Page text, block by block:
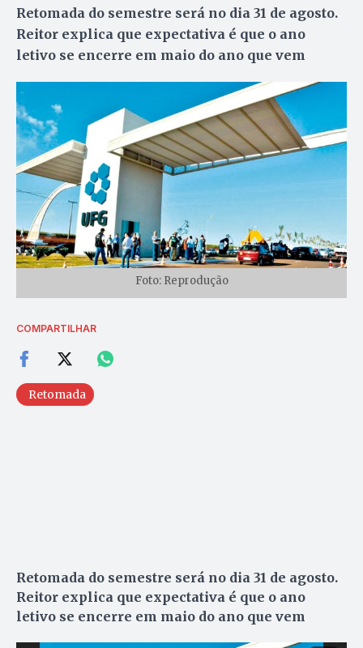
Retomada do semestre será no dia 31 de agosto.
Reitor explica que expectativa é que o ano
letivo se encerre em maio do ano que vem
Foto: Reprodução
COMPARTILHAR
Retomada
Retomada do semestre será no dia 31 de agosto.
Reitor explica que expectativa é que o ano
letivo se encerre em maio do ano que vem